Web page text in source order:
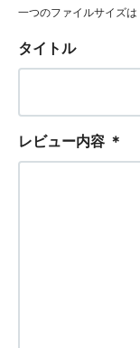
一つのファイルサイズは
タイトル
レビュー内容 ＊